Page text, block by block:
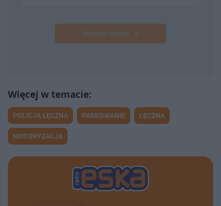
Następne pytanie
POLICJA ŁĘCZNA PARKOWANIE ŁĘCZNA
MOTORYZACJA